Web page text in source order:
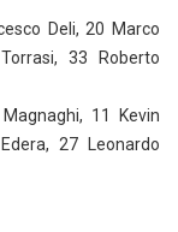
Deli, 20 Marco
33 Roberto
11 Kevin
27 Leonardo